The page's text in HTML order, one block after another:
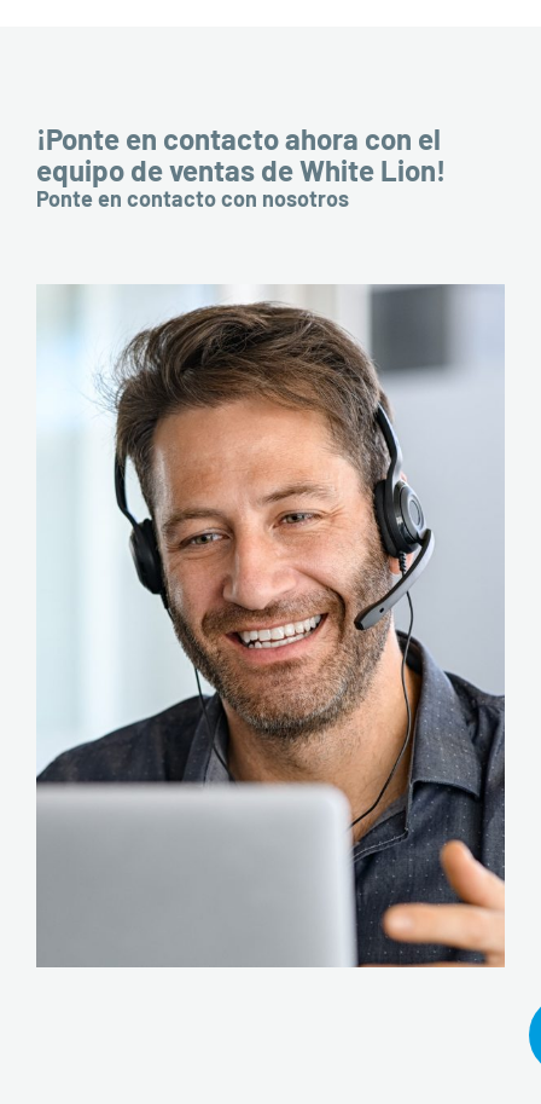
¡Ponte en contacto ahora con el
equipo de ventas de White Lion!
Ponte en contacto con nosotros